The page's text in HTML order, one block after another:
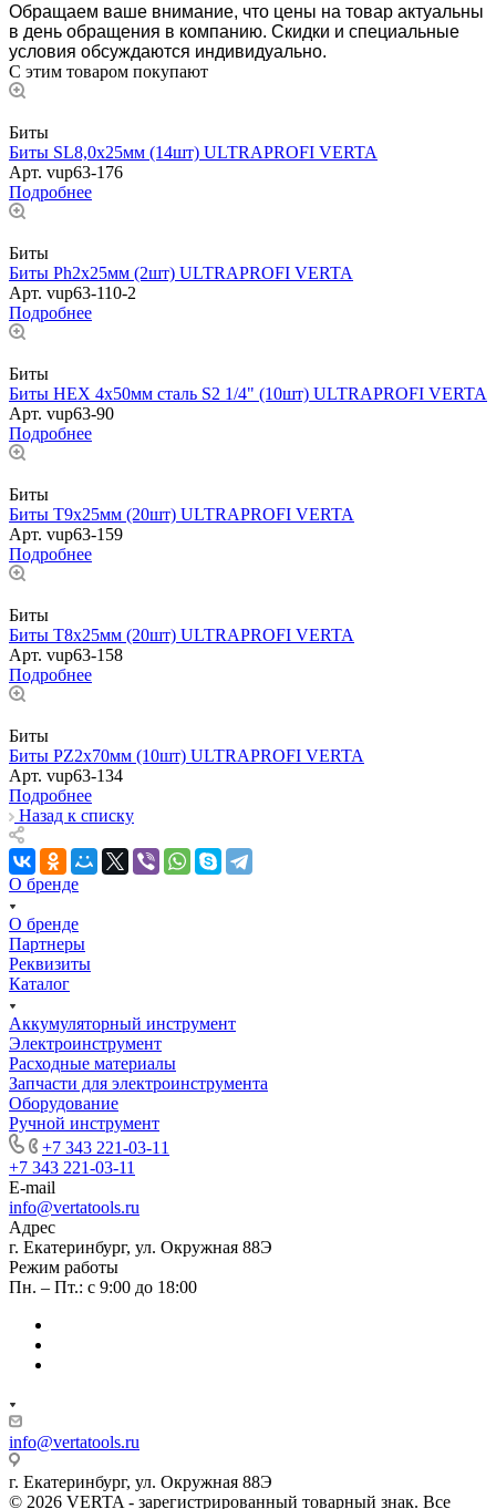
Обращаем ваше внимание, что цены на товар актуальны
в день обращения в компанию. Скидки и специальные
условия обсуждаются индивидуально.
С этим товаром покупают
Биты
Биты SL8,0х25мм (14шт) ULTRAPROFI VERTA
Арт. vup63-176
Подробнее
Биты
Биты Ph2х25мм (2шт) ULTRAPROFI VERTA
Арт. vup63-110-2
Подробнее
Биты
Биты HEX 4х50мм сталь S2 1/4" (10шт) ULTRAPROFI VERTA
Арт. vup63-90
Подробнее
Биты
Биты T9х25мм (20шт) ULTRAPROFI VERTA
Арт. vup63-159
Подробнее
Биты
Биты T8х25мм (20шт) ULTRAPROFI VERTA
Арт. vup63-158
Подробнее
Биты
Биты PZ2х70мм (10шт) ULTRAPROFI VERTA
Арт. vup63-134
Подробнее
Назад к списку
О бренде
О бренде
Партнеры
Реквизиты
Каталог
Аккумуляторный инструмент
Электроинструмент
Расходные материалы
Запчасти для электроинструмента
Оборудование
Ручной инструмент
+7 343 221-03-11
+7 343 221-03-11
E-mail
info@vertatools.ru
Адрес
г. Екатеринбург, ул. Окружная 88Э
Режим работы
Пн. – Пт.: с 9:00 до 18:00
info@vertatools.ru
г. Екатеринбург, ул. Окружная 88Э
© 2026 VERTA - зарегистрированный товарный знак. Все